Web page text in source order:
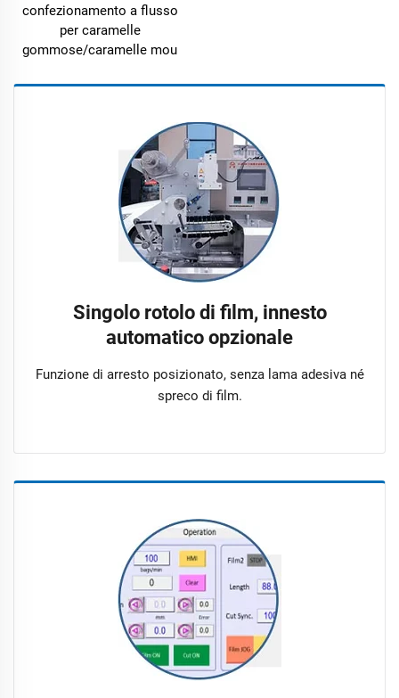
confezionamento a flusso
per caramelle
gommose/caramelle mou
Singolo rotolo di film, innesto
automatico opzionale
Funzione di arresto posizionato, senza lama adesiva né
spreco di film.